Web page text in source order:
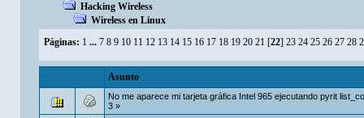
Hacking Wireless
Wireless en Linux
Páginas: 1 ... 7 8 9 10 11 12 13 14 15 16 17 18 19 20 21 [22] 23 24 25 26 27 28
Asunto
No me aparece mi tarjeta gráfica Intel 965 ejecutando pyrit
3»